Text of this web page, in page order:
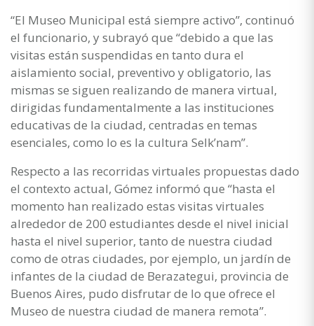
“El Museo Municipal está siempre activo”, continuó
el funcionario, y subrayó que “debido a que las
visitas están suspendidas en tanto dura el
aislamiento social, preventivo y obligatorio, las
mismas se siguen realizando de manera virtual,
dirigidas fundamentalmente a las instituciones
educativas de la ciudad, centradas en temas
esenciales, como lo es la cultura Selk’nam”.
Respecto a las recorridas virtuales propuestas dado
el contexto actual, Gómez informó que “hasta el
momento han realizado estas visitas virtuales
alrededor de 200 estudiantes desde el nivel inicial
hasta el nivel superior, tanto de nuestra ciudad
como de otras ciudades, por ejemplo, un jardín de
infantes de la ciudad de Berazategui, provincia de
Buenos Aires, pudo disfrutar de lo que ofrece el
Museo de nuestra ciudad de manera remota”.